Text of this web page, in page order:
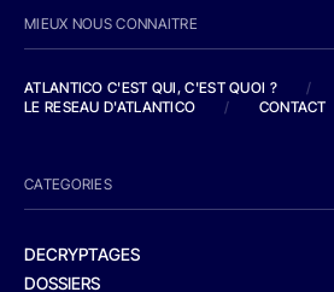
MIEUX NOUS CONNAITRE
ATLANTICO C'EST QUI, C'EST QUOI ?
/
LE RESEAU D'ATLANTICO
/ CONTACT
CATEGORIES
DECRYPTAGES
DOSSIERS